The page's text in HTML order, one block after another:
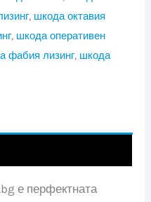
, шкода октавия
, шкода оперативен
фабия лизинг, шкода
е перфектната